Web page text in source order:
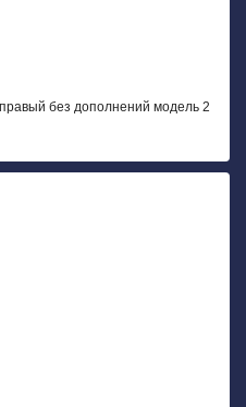
без дополнений модель 2